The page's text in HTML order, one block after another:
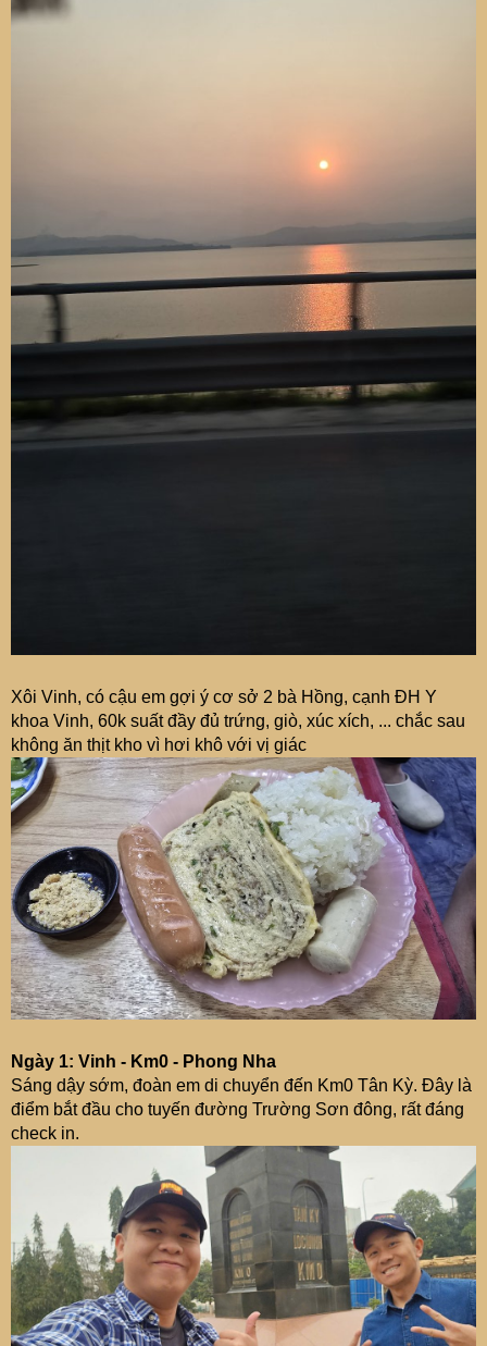
Xôi Vinh, có cậu em gợi ý cơ sở 2 bà Hồng, cạnh ĐH Y
khoa Vinh, 60k suất đầy đủ trứng, giò, xúc xích, ... chắc sau
không ăn thịt kho vì hơi khô với vị giác
Ngày 1: Vinh - Km0 - Phong Nha
Sáng dậy sớm, đoàn em di chuyển đến Km0 Tân Kỳ. Đây là
điểm bắt đầu cho tuyến đường Trường Sơn đông, rất đáng
check in.